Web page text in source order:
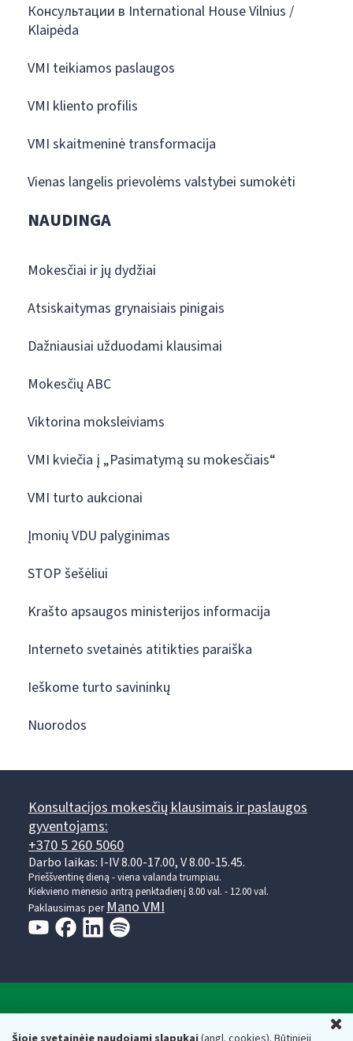
Консультации в International House Vilnius /
Klaipėda
VMI teikiamos paslaugos
VMI kliento profilis
VMI skaitmeninė transformacija
Vienas langelis prievolėms valstybei sumokėti
NAUDINGA
Mokesčiai ir jų dydžiai
Atsiskaitymas grynaisiais pinigais
Dažniausiai užduodami klausimai
Mokesčių ABC
Viktorina moksleiviams
VMI kviečia į „Pasimatymą su mokesčiais“
VMI turto aukcionai
Įmonių VDU palyginimas
STOP šešėliui
Krašto apsaugos ministerijos informacija
Interneto svetainės atitikties paraiška
Ieškome turto savininkų
Nuorodos
Konsultacijos mokesčių klausimais ir paslaugos
gyventojams:
+370 5 260 5060
Darbo laikas: I-IV 8.00-17.00, V 8.00-15.45.
Prieššventinę dieną - viena valanda trumpiau.
Kiekvieno mėnesio antrą penktadienį 8.00 val. - 12.00 val.
Paklausimas per Mano VMI